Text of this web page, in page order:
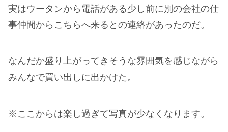
実はウータンから電話がある少し前に別の会社の仕
事仲間からこちらへ来るとの連絡があったのだ。
なんだか盛り上がってきそうな雰囲気を感じながら
みんなで買い出しに出かけた。
※ここからは楽し過ぎて写真が少なくなります。